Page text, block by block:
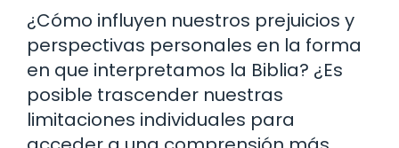
¿Cómo influyen nuestros prejuicios y
perspectivas personales en la forma
en que interpretamos la Biblia? ¿Es
posible trascender nuestras
limitaciones individuales para